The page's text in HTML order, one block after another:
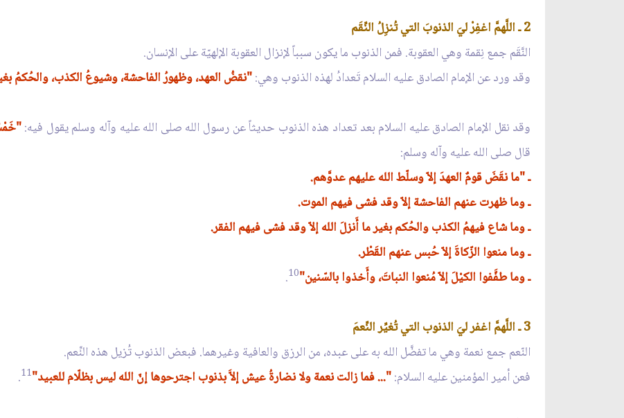
2 ـ اللَّهمَّ اغفِرْ ليَ الذنوبَ التي تُنزِلُ النِّقَم
النَّقَم جمع نِقمة وهي العقوبة. فمن الذنوب ما يكون سبباً لإنزال العقوبة الإلهيّة على الإنسان.
وقد ورد عن الإمام الصادق عليه السلام تَعدادُ لهذه الذنوب وهي:"نقضُ العهد، وظهورُ الفاحشة، وشيوعُ الكذب، والحُكمُ
وقد نقل الإمام الصادق عليه السلام بعد تعداد هذه الذنوب حديثاً عن رسول الله صلى الله عليه وآله وسلم يقول فيه:
قال صلى الله عليه وآله وسلم:
ـ "ما نقَضَ قومٌ العهدَ إلاّ وسلّط الله عليهم عدوَّهم.
ـ وما ظهرت عنهم الفاحشة إلاّ وقد فشى فيهم الموت.
ـ وما شاع فيهمُ الكذب والحُكم بغير ما أَنزلَ الله إلاّ وقد فشى فيهم الفقر.
ـ وما منعوا الزّكاةَ إلاّ حُبس عنهم القَطْر.
ـ وما طفَّفوا الكيْلَ إلاّ مُنعوا النباتَ، وأَخذوا بالسّنين"10
.
3 ـ اللَّهمَّ اغفر ليَ الذنوب التي تُغيِّر النِّعمَ
النّعم جمع نعمة وهي ما تفضَّل الله به على عبده، من الرزق والعافية وغيرهما. فبعض الذنوب تُزيل هذه النِّعم.
فعن أمير المؤمنين عليه السلام:"... فما زالت نعمة ولا نضارةُ عيش إلاَّ بذنوب اجترحوها إنّ الله ليس بظلّام للعبيد"11
.